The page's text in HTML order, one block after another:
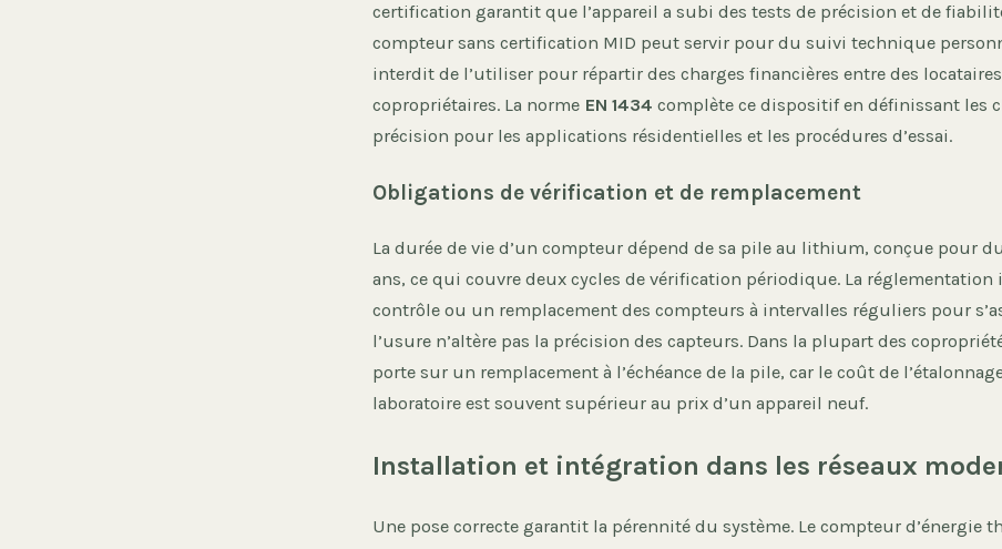
certification garantit que l’appareil a subi des tests de précision et de
compteur sans certification MID peut servir pour du suivi technique
interdit de l’utiliser pour répartir des charges financières entre des
copropriétaires. La norme EN 1434 complète ce dispositif en définissant les
précision pour les applications résidentielles et les procédures d’essai.
Obligations de vérification et de remplacement
La durée de vie d’un compteur dépend de sa pile au lithium, conçue pour
ans, ce qui couvre deux cycles de vérification périodique. La réglementation
contrôle ou un remplacement des compteurs à intervalles réguliers pour
l’usure n’altère pas la précision des capteurs. Dans la plupart des
porte sur un remplacement à l’échéance de la pile, car le coût de
laboratoire est souvent supérieur au prix d’un appareil neuf.
Installation et intégration dans les réseaux
Une pose correcte garantit la pérennité du système. Le compteur d’énergie